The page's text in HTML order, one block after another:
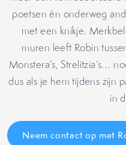
poetsen én onderweg
met een knikje.
muren leeft Robin
Monstera’s, Strelitzia’s…
dus als je hem tijdens zijn
in
Neem contact op met